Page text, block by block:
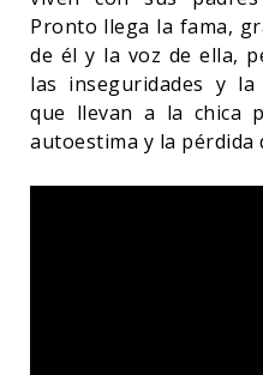
Pronto llega la fama,
de él y la voz de ella,
las inseguridades y
que llevan a la chica
autoestima y la pérdida